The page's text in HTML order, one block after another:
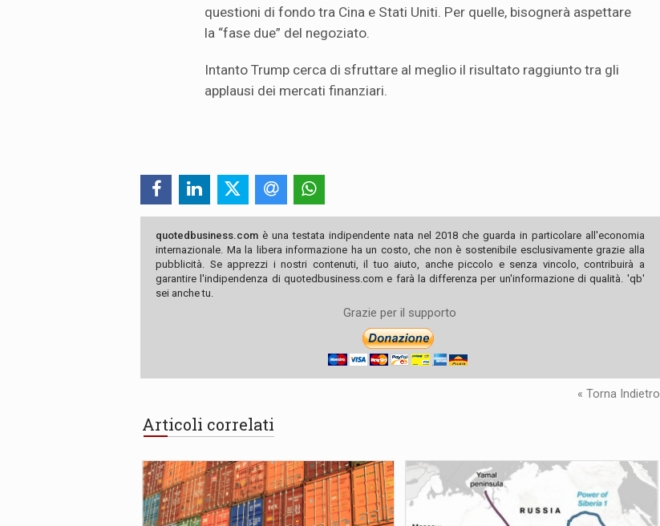
questioni di fondo tra Cina e Stati Uniti. Per quelle, bisognerà aspettare
la “fase due” del negoziato.
Intanto Trump cerca di sfruttare al meglio il risultato raggiunto tra gli
applausi dei mercati finanziari.
quotedbusiness.com è una testata indipendente nata nel 2018 che guarda in particolare all'economia
internazionale. Ma la libera informazione ha un costo, che non è sostenibile esclusivamente grazie alla
pubblicità. Se apprezzi i nostri contenuti, il tuo aiuto, anche piccolo e senza vincolo, contribuirà a
garantire l'indipendenza di quotedbusiness.com e farà la differenza per un'informazione di qualità. 'qb'
sei anche tu.
Grazie per il supporto
« Torna Indietro
Articoli correlati